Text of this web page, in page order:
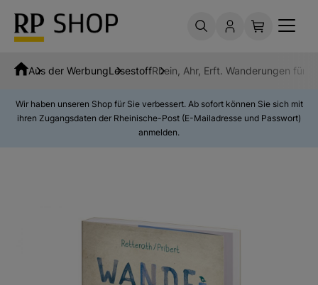
Aus der WerbungLesestoffRhein, Ahr, Erft. Wanderungen für
Wir haben unseren Shop für Sie verbessert. Ab sofort können Sie sich mit
ihren Zugangsdaten der Rheinische-Post (E-Mailadresse und Passwort)
anmelden.